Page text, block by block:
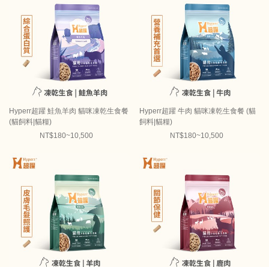
Hyperr超躍 鮭魚羊肉 貓咪凍乾生食餐
(貓飼料|貓糧)
NT$180~10,500
Hyperr超躍 牛肉 貓咪凍乾生食餐 (貓
飼料|貓糧)
NT$180~10,500